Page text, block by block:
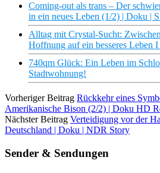
Coming-out als trans – Der
in ein neues Leben (1/2) | Doku |
Alltag mit Crystal-Sucht:
Hoffnung auf ein besseres Leben I
740qm Glück: Ein Leben im
Stadtwohnung!
Vorheriger Beitrag Rückkehr eines
Amerikanische Bison (2/2) | Doku HD
Nächster Beitrag Verteidigung vor der
Deutschland | Doku | NDR Story
Sender & Sendungen